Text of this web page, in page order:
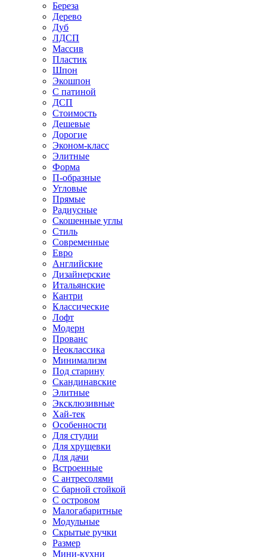
Береза
Дерево
Дуб
ЛДСП
Массив
Пластик
Шпон
Экошпон
С патиной
ДСП
Стоимость
Дешевые
Дорогие
Эконом-класс
Элитные
Форма
П-образные
Угловые
Прямые
Радиусные
Скошенные углы
Стиль
Современные
Евро
Английские
Дизайнерские
Итальянские
Кантри
Классические
Лофт
Модерн
Прованс
Неоклассика
Минимализм
Под старину
Скандинавские
Элитные
Эксклюзивные
Хай-тек
Особенности
Для студии
Для хрущевки
Для дачи
Встроенные
С антресолями
С барной стойкой
С островом
Малогабаритные
Модульные
Скрытые ручки
Размер
Мини-кухни